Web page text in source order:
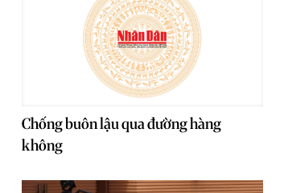
Chống buôn lậu qua đường hàng
không